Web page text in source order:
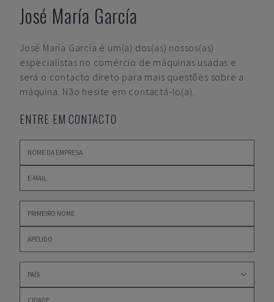
José María García
José María García é um(a) dos(as) nossos(as)
especialistas no comércio de máquinas usadas e
será o contacto direto para mais questões sobre a
máquina. Não hesite em contactá-lo(a).
ENTRE EM CONTACTO